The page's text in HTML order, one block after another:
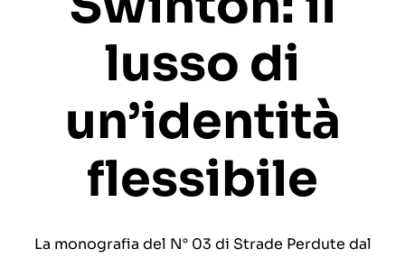
Interviste
Articoli
Chi siamo
lusso di
un’identità
flessibile
La monografia del N° 03 di Strade Perdute dal